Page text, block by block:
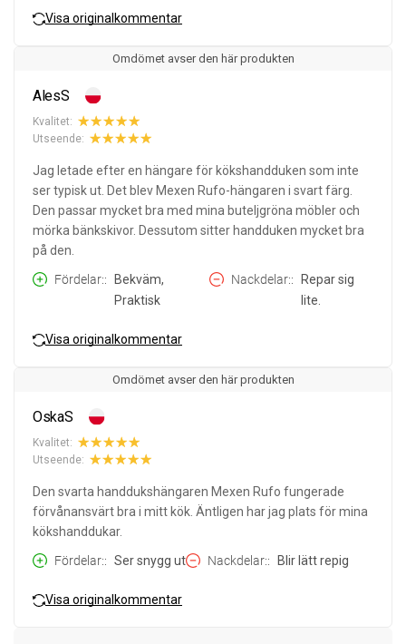
Visa originalkommentar
Omdömet avser den här produkten
AlesS
Kvalitet:
Utseende:
Jag letade efter en hängare för kökshandduken som inte
ser typisk ut. Det blev Mexen Rufo-hängaren i svart färg.
Den passar mycket bra med mina buteljgröna möbler och
mörka bänkskivor. Dessutom sitter handduken mycket bra
på den.
Fördelar:
Bekväm,
Praktisk
Nackdelar:
Repar sig
lite.
Visa originalkommentar
Omdömet avser den här produkten
OskaS
Kvalitet:
Utseende:
Den svarta handdukshängaren Mexen Rufo fungerade
förvånansvärt bra i mitt kök. Äntligen har jag plats för mina
kökshanddukar.
Fördelar:
Ser snygg ut Nackdelar: Blir lätt repig
Visa originalkommentar